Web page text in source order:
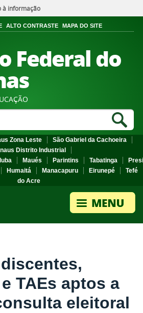
à informação
ALTO CONTRASTE MAPA DO SITE
Federal do
Zona Leste
São Gabriel da Cachoeira
Distrito Industrial
Maués Parintins Tabatinga
Humaitá Manacapuru Eirunepé
Tefé
do Acre
TAEs aptos a
eleitoral